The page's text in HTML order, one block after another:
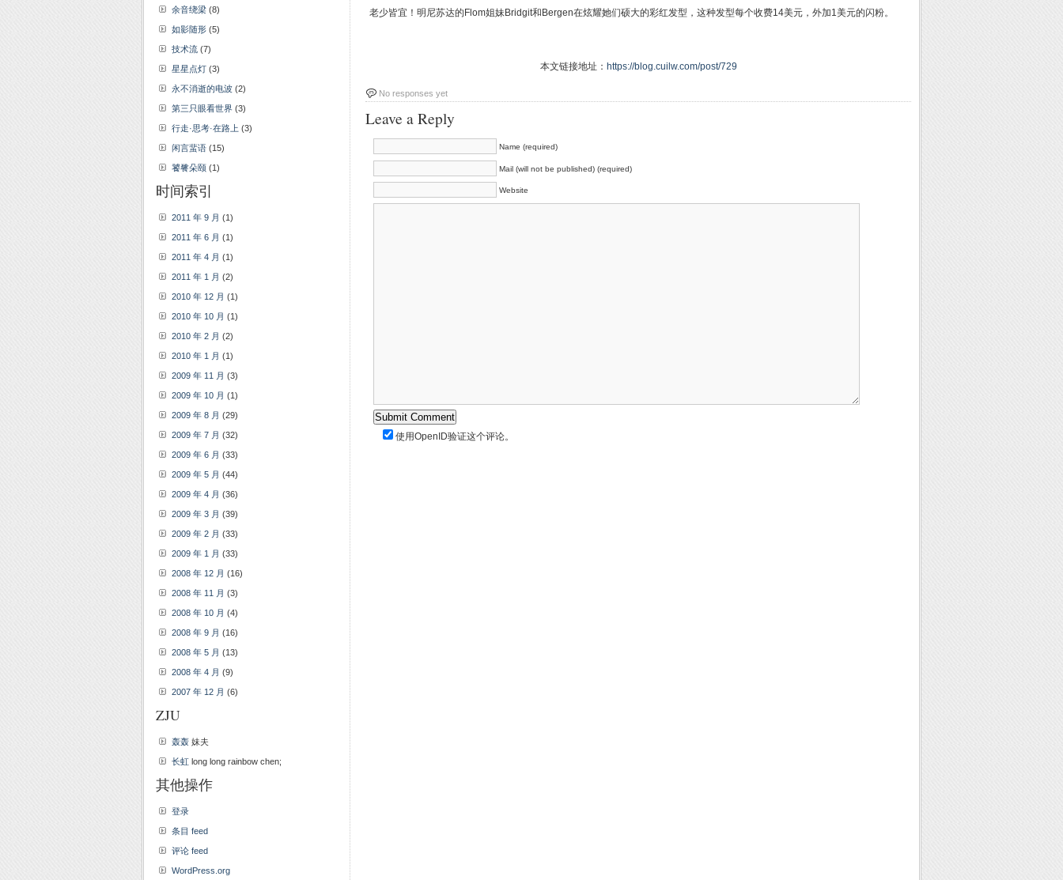
老少皆宜！明尼苏达的Flom姐妹Bridgit和Bergen在炫耀她们硕大的彩红发型，这种发型每个收费14美元，外加1美元的闪粉。
本文链接地址： https://blog.cuilw.com/post/729
No responses yet
Leave a Reply
Name (required)
Mail (will not be published) (required)
Website
使用OpenID验证这个评论。
余音绕梁 (8)
如影随形 (5)
技术流 (7)
星星点灯 (3)
永不消逝的电波 (2)
第三只眼看世界 (3)
行走·思考·在路上 (3)
闲言蜚语 (15)
饕餮朵颐 (1)
时间索引
2011 年 9 月 (1)
2011 年 6 月 (1)
2011 年 4 月 (1)
2011 年 1 月 (2)
2010 年 12 月 (1)
2010 年 10 月 (1)
2010 年 2 月 (2)
2010 年 1 月 (1)
2009 年 11 月 (3)
2009 年 10 月 (1)
2009 年 8 月 (29)
2009 年 7 月 (32)
2009 年 6 月 (33)
2009 年 5 月 (44)
2009 年 4 月 (36)
2009 年 3 月 (39)
2009 年 2 月 (33)
2009 年 1 月 (33)
2008 年 12 月 (16)
2008 年 11 月 (3)
2008 年 10 月 (4)
2008 年 9 月 (16)
2008 年 5 月 (13)
2008 年 4 月 (9)
2007 年 12 月 (6)
ZJU
轰轰 妹夫
长虹 long long rainbow chen;
其他操作
登录
条目 feed
评论 feed
WordPress.org